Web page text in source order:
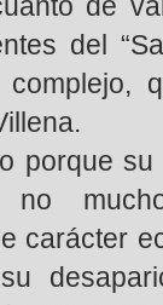
del
porque
no
carácter